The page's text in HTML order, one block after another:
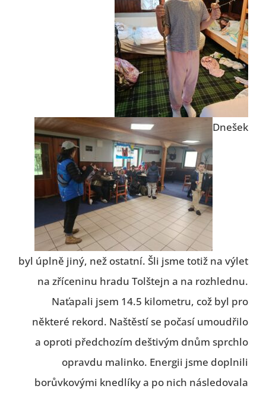
Dnešek
byl úplně jiný, než ostatní. Šli jsme totiž na výlet
na zříceninu hradu Tolštejn a na rozhlednu.
Naťapali jsem 14.5 kilometru, což byl pro
některé rekord. Naštěstí se počasí umoudřilo
a oproti předchozím deštivým dnům sprchlo
opravdu malinko. Energii jsme doplnili
borůvkovými knedlíky a po nich následovala